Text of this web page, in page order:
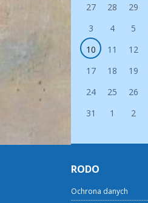
27 28 29
3
4 5
10
11 12
17
18 19
24
25 26
31
1 2
RODO
Ochrona danych